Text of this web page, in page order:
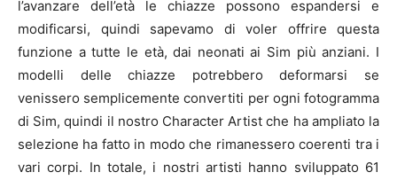
l’avanzare dell’età le chiazze possono espandersi e
modificarsi, quindi sapevamo di voler offrire questa
funzione a tutte le età, dai neonati ai Sim più anziani. I
modelli delle chiazze potrebbero deformarsi se
venissero semplicemente convertiti per ogni fotogramma
di Sim, quindi il nostro Character Artist che ha ampliato la
selezione ha fatto in modo che rimanessero coerenti tra i
vari corpi. In totale, i nostri artisti hanno sviluppato 61